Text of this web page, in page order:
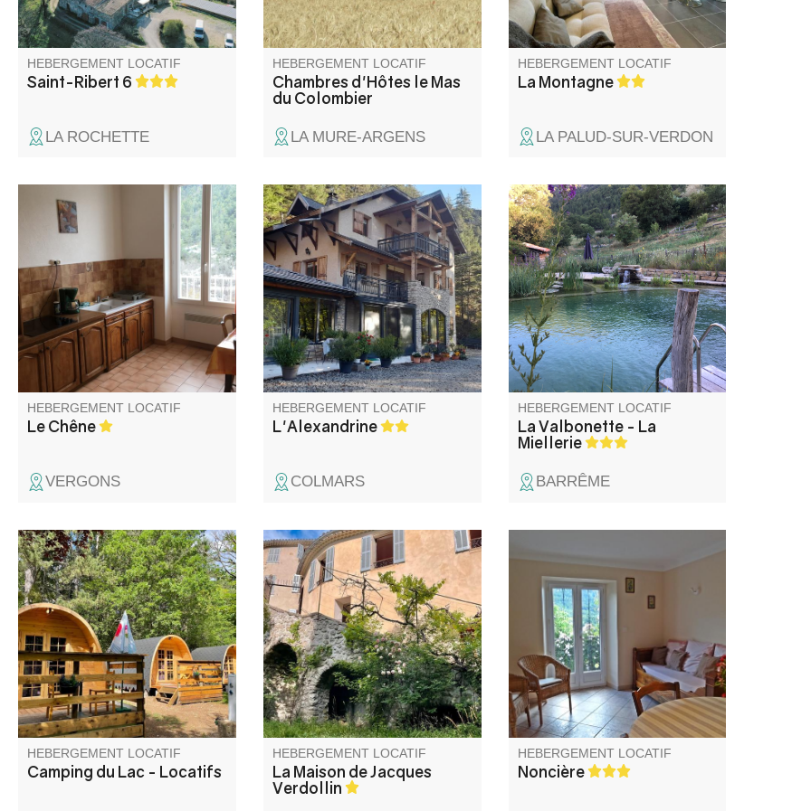
HEBERGEMENT LOCATIF
Saint-Ribert 6
LA ROCHETTE
HEBERGEMENT LOCATIF
Chambres d'Hôtes le Mas
du Colombier
LA MURE-ARGENS
promesse de panoramas à
couper le souffle.
HEBERGEMENT LOCATIF
La Montagne
LA PALUD-SUR-VERDON
Le gîte, qui offre tout le confort
nécessaire, est aménagé dans
une maison de village. Il est
attenant à deux autres gîtes,
idéal pour les regroupements
familiaux ou entre amis.
HEBERGEMENT LOCATIF
Le Chêne
VERGONS
Gîte en pleine nature, à l'étage
du chalet du propriétaire sur un
terrain non clos de 3800 m². Il
est doté de belles terrasses
avec une vue superbe sur la
vallée.
HEBERGEMENT LOCATIF
L'Alexandrine
COLMARS
Situé entre les gorges du
Verdon et le Parc national du
Mercantour, la Valbonnette est
un lieu riche de sa biodiversité
et de la beauté de ses
paysages, insolite par son
isolement et le calme qui y
règne.
HEBERGEMENT LOCATIF
La Valbonette - La
Miellerie
BARRÊME
Le Camping du Lac est un petit
camping familial se trouvant à
500 m du lac, proposant éco-
chalets confortables, petite
restauration, petits-déjeuners
et accès facile aux activités de
plein air (paddle, vélo).
HEBERGEMENT LOCATIF
Camping du Lac - Locatifs
Maison de famille du 14ème
siècle, située en plein cœur de
ce village des Alpes de Haute
Provence à 1h15 de Nice, dans
un parc d’un hectare boisé
d’arbres centenaires, avec une
vue magnifique sur les
montagnes de grès et dans un
calme absolu.
HEBERGEMENT LOCATIF
La Maison de Jacques
Verdollin
A 1300 m d'altitude, gîte dans
une ferme de caractère
rénovée, dans le Parc national
du Mercantour. Panorama
360°. Calme et pleine nature
assurés à 800m du village.
Sentier de randonnée au
départ de la ferme.
HEBERGEMENT LOCATIF
Noncière